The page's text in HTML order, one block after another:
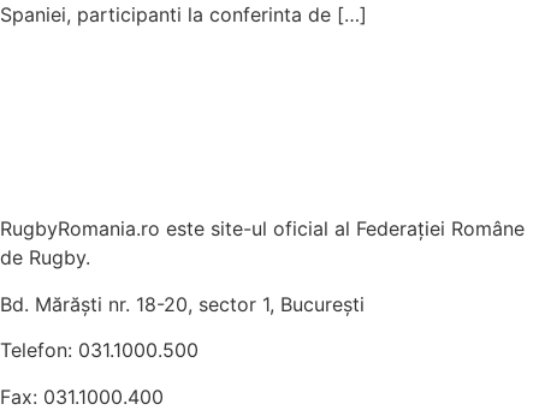
Spaniei, participanti la conferinta de […]
RugbyRomania.ro este site-ul oficial al Federației Române
de Rugby.
Bd. Mărăști nr. 18-20, sector 1, București
Telefon: 031.1000.500
Fax: 031.1000.400